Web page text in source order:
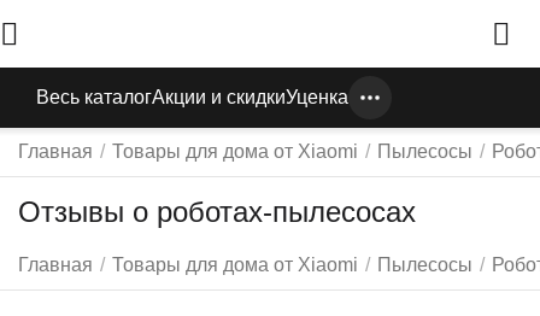
Весь каталогАкции и скидкиУценка
Главная / Товары для дома от Xiaomi / Пылесосы /
Отзывы о роботах-пылесосах
Главная / Товары для дома от Xiaomi / Пылесосы /